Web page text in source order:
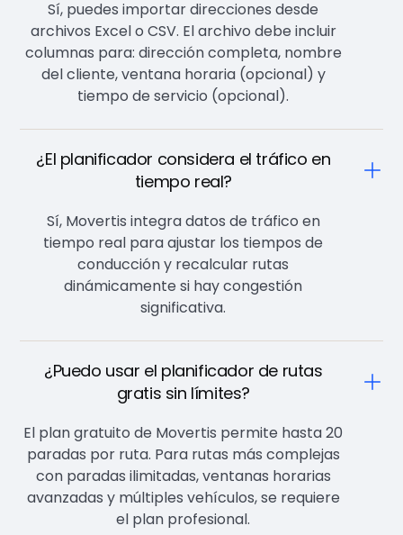
Sí, puedes importar direcciones desde
archivos Excel o CSV. El archivo debe incluir
columnas para: dirección completa, nombre
del cliente, ventana horaria (opcional) y
tiempo de servicio (opcional).
¿El planificador considera el tráfico en
tiempo real?
Sí, Movertis integra datos de tráfico en
tiempo real para ajustar los tiempos de
conducción y recalcular rutas
dinámicamente si hay congestión
significativa.
¿Puedo usar el planificador de rutas
gratis sin límites?
El plan gratuito de Movertis permite hasta 20
paradas por ruta. Para rutas más complejas
con paradas ilimitadas, ventanas horarias
avanzadas y múltiples vehículos, se requiere
el plan profesional.